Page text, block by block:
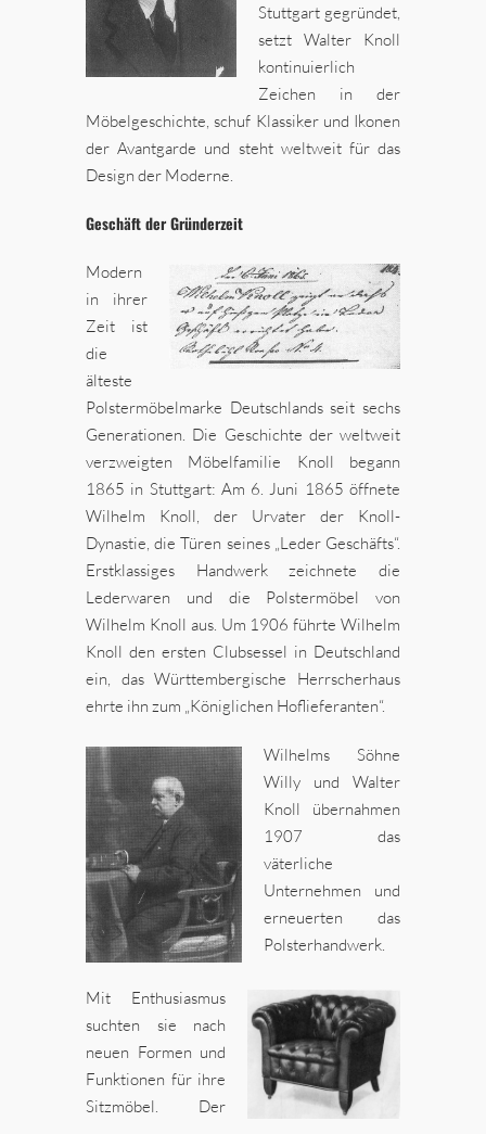
Stuttgart gegründet,
setzt Walter Knoll
kontinuierlich
Zeichen in der
Möbelgeschichte, schuf Klassiker und Ikonen
der Avantgarde und steht weltweit für das
Design der Moderne.
Geschäft der Gründerzeit
Modern
in ihrer
Zeit ist
die
älteste
Polstermöbelmarke Deutschlands seit sechs
Generationen. Die Geschichte der weltweit
verzweigten Möbelfamilie Knoll begann
1865 in Stuttgart: Am 6. Juni 1865 öffnete
Wilhelm Knoll, der Urvater der Knoll-
Dynastie, die Türen seines „Leder Geschäfts“.
Erstklassiges Handwerk zeichnete die
Lederwaren und die Polstermöbel von
Wilhelm Knoll aus. Um 1906 führte Wilhelm
Knoll den ersten Clubsessel in Deutschland
ein, das Württembergische Herrscherhaus
ehrte ihn zum „Königlichen Hoflieferanten“.
Wilhelms Söhne
Willy und Walter
Knoll übernahmen
1907 das
väterliche
Unternehmen und
erneuerten das
Polsterhandwerk.
Mit Enthusiasmus
suchten sie nach
neuen Formen und
Funktionen für ihre
Sitzmöbel. Der